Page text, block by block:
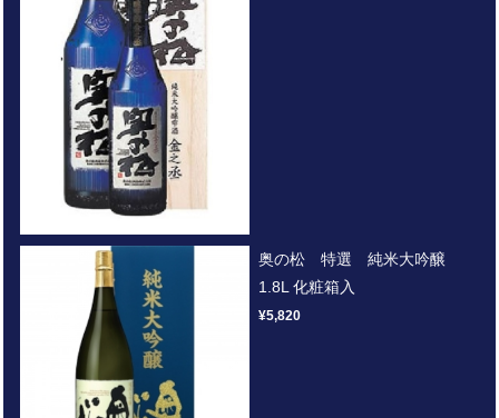
奥の松 特選 純米大吟醸
1.8L 化粧箱入
¥5,820